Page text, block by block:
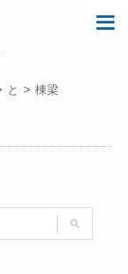
と 棟梁